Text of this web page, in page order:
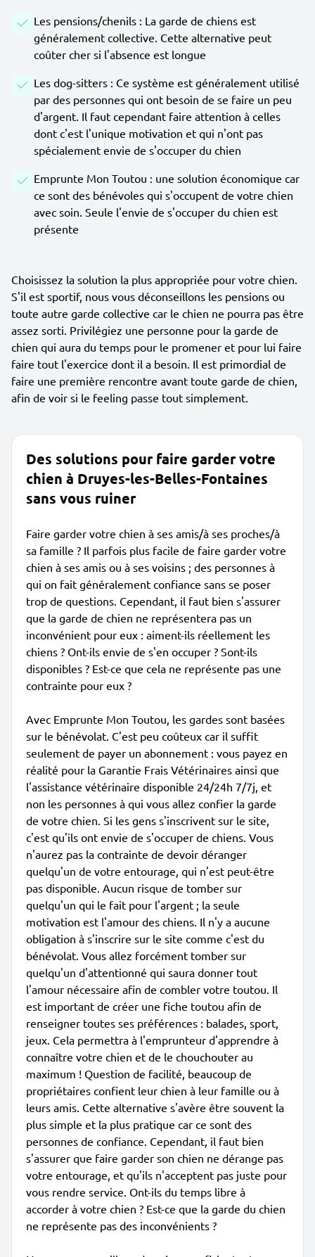
Les pensions/chenils : La garde de chiens est
généralement collective. Cette alternative peut
coûter cher si l'absence est longue
Les dog-sitters : Ce système est généralement utilisé
par des personnes qui ont besoin de se faire un peu
d'argent. Il faut cependant faire attention à celles
dont c'est l'unique motivation et qui n'ont pas
spécialement envie de s'occuper du chien
Emprunte Mon Toutou : une solution économique car
ce sont des bénévoles qui s'occupent de votre chien
avec soin. Seule l'envie de s'occuper du chien est
présente
Choisissez la solution la plus appropriée pour votre chien.
S'il est sportif, nous vous déconseillons les pensions ou
toute autre garde collective car le chien ne pourra pas être
assez sorti. Privilégiez une personne pour la garde de
chien qui aura du temps pour le promener et pour lui faire
faire tout l'exercice dont il a besoin. Il est primordial de
faire une première rencontre avant toute garde de chien,
afin de voir si le feeling passe tout simplement.
Des solutions pour faire garder votre
chien à Druyes-les-Belles-Fontaines
sans vous ruiner
Faire garder votre chien à ses amis/à ses proches/à
sa famille ? Il parfois plus facile de faire garder votre
chien à ses amis ou à ses voisins ; des personnes à
qui on fait généralement confiance sans se poser
trop de questions. Cependant, il faut bien s'assurer
que la garde de chien ne représentera pas un
inconvénient pour eux : aiment-ils réellement les
chiens ? Ont-ils envie de s'en occuper ? Sont-ils
disponibles ? Est-ce que cela ne représente pas une
contrainte pour eux ?
Avec Emprunte Mon Toutou, les gardes sont basées
sur le bénévolat. C'est peu coûteux car il suffit
seulement de payer un abonnement : vous payez en
réalité pour la Garantie Frais Vétérinaires ainsi que
l'assistance vétérinaire disponible 24/24h 7/7j, et
non les personnes à qui vous allez confier la garde
de votre chien. Si les gens s'inscrivent sur le site,
c'est qu'ils ont envie de s'occuper de chiens. Vous
n'aurez pas la contrainte de devoir déranger
quelqu'un de votre entourage, qui n'est peut-être
pas disponible. Aucun risque de tomber sur
quelqu'un qui le fait pour l'argent ; la seule
motivation est l'amour des chiens. Il n'y a aucune
obligation à s'inscrire sur le site comme c'est du
bénévolat. Vous allez forcément tomber sur
quelqu'un d'attentionné qui saura donner tout
l'amour nécessaire afin de combler votre toutou. Il
est important de créer une fiche toutou afin de
renseigner toutes ses préférences : balades, sport,
jeux. Cela permettra à l'emprunteur d'apprendre à
connaître votre chien et de le chouchouter au
maximum ! Question de facilité, beaucoup de
propriétaires confient leur chien à leur famille ou à
leurs amis. Cette alternative s'avère être souvent la
plus simple et la plus pratique car ce sont des
personnes de confiance. Cependant, il faut bien
s'assurer que faire garder son chien ne dérange pas
votre entourage, et qu'ils n'acceptent pas juste pour
vous rendre service. Ont-ils du temps libre à
accorder à votre chien ? Est-ce que la garde du chien
ne représente pas des inconvénients ?